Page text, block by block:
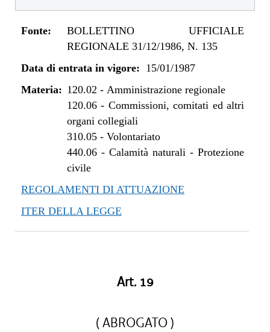
Fonte:
BOLLETTINO UFFICIALE
REGIONALE 31/12/1986, N. 135
Data di entrata in vigore: 15/01/1987
Materia: 120.02 - Amministrazione regionale
120.06- Commissioni, comitati ed altri
organi collegiali
310.05- Volontariato
440.06- Calamità naturali - Protezione
civile
REGOLAMENTI DI ATTUAZIONE
ITER DELLA LEGGE
Art. 19
( ABROGATO )